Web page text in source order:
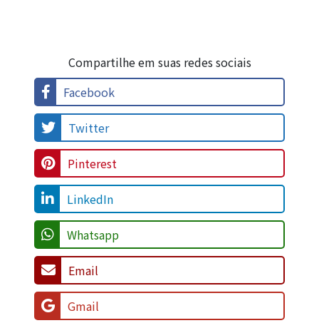
Compartilhe em suas redes sociais
Facebook
Twitter
Pinterest
LinkedIn
Whatsapp
Email
Gmail